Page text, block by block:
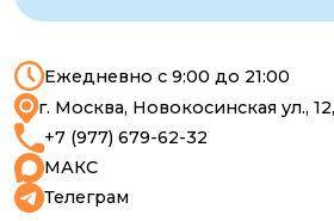
Л041-01137-77/00671703
Политика конфиденциальности
ИМЕЮТСЯ ПРОТИВОПОКАЗАНИЯ.
НЕОБХОДИМА КОНСУЛЬТАЦИЯ
СПЕЦИАЛИСТА.